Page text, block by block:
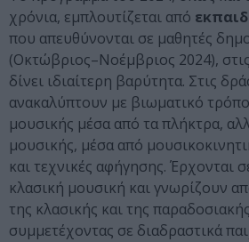
χρόνια, εμπλουτίζεται από
που απευθύνονται σε μαθητές
(Οκτώβριος–Νοέμβριος 2024),
δίνει ιδιαίτερη βαρύτητα. Στις
ανακαλύπτουν με βιωματικό
μουσικής μέσα από τα πλήκτρα,
μουσικής, μέσα από
και τεχνικές αφήγησης. Έρχονται
κλασική μουσική και γνωρίζουν
της κλασικής και της
συμμετέχοντας σε διαδραστικά